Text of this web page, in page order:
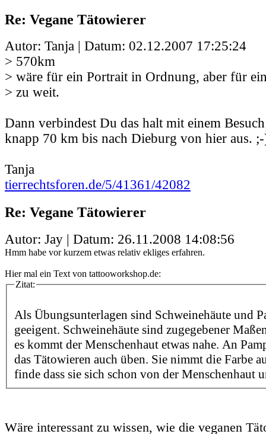
Re: Vegane Tätowierer
Autor: Tanja | Datum: 02.12.2007 17:25:24
> 570km
> wäre für ein Portrait in Ordnung, aber für
> zu weit.
Dann verbindest Du das halt mit einem
knapp 70 km bis nach Dieburg von hier aus.
Tanja
tierrechtsforen.de/5/41361/42082
Re: Vegane Tätowierer
Autor: Jay | Datum: 26.11.2008 14:08:56
Hmm habe vor kurzem etwas relativ ekliges erfahren.
Hier mal ein Text von tattooworkshop.de:
Zitat:
Als Übungsunterlagen sind Schweinehäute und
geeigent. Schweinehäute sind zugegebener
es kommt der Menschenhaut etwas nahe. An
das Tätowieren auch üben. Sie nimmt die Farbe
finde dass sie sich schon von der Menschenhaut
Wäre interessant zu wissen, wie die veganen